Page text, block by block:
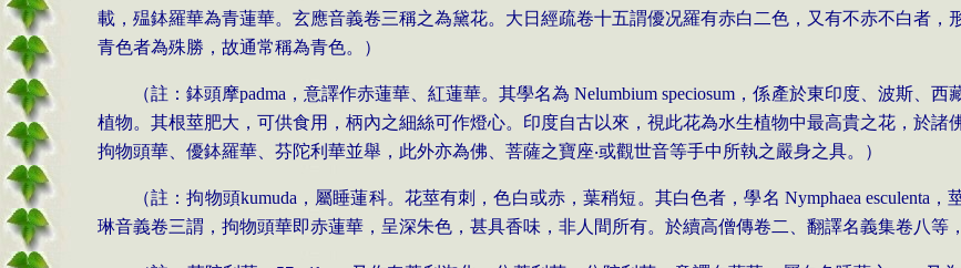
載，殟鉢羅華為青蓮華。玄應音義卷三稱之為黛花。大日經疏卷十五謂優况羅有赤白二色，又有不赤不白者，
青色者為殊勝，故通常稱為青色。）
（註：鉢頭摩padma ，意譯作赤蓮華、紅蓮華。其學名為 Nelumbium speciosum ，係產於東印度、波斯、
植物。其根莖肥大，可供食用，柄內之細絲可作燈心。印度自古以來，視此花為水生植物中最高貴之花，於
拘物頭華、優鉢羅華、芬陀利華並舉，此外亦為佛、菩薩之寶座‧或觀世音等手中所執之嚴身之具。）
（註：拘物頭kumuda ，屬睡蓮科。花莖有刺，色白或赤，葉稍短。其白色者，學名 Nymphaea esculenta ，
琳音義卷三謂，拘物頭華即赤蓮華，呈深朱色，甚具香味，非人間所有。於續高僧傳卷二、翻譯名義集卷八等